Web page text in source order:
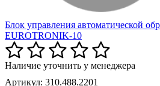
Блок управления автоматической
EUROTRONIK-10
Наличие уточнить у менеджера
Артикул: 310.488.2201